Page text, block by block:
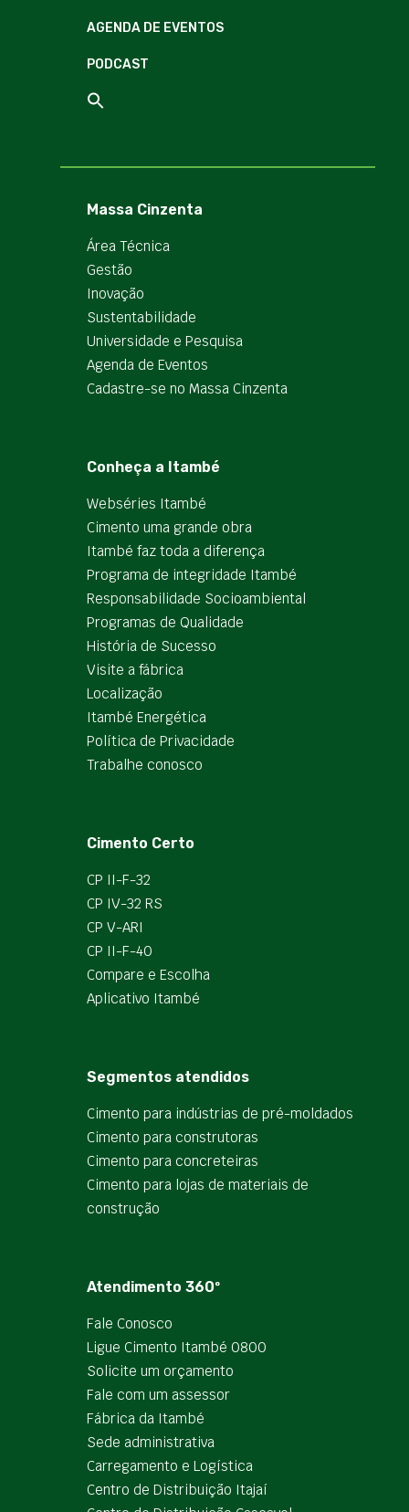
AGENDA DE EVENTOS
PODCAST
Massa Cinzenta
Área Técnica
Gestão
Inovação
Sustentabilidade
Universidade e Pesquisa
Agenda de Eventos
Cadastre-se no Massa Cinzenta
Conheça a Itambé
Webséries Itambé
Cimento uma grande obra
Itambé faz toda a diferença
Programa de integridade Itambé
Responsabilidade Socioambiental
Programas de Qualidade
História de Sucesso
Visite a fábrica
Localização
Itambé Energética
Política de Privacidade
Trabalhe conosco
Cimento Certo
CP II-F-32
CP IV-32 RS
CP V-ARI
CP II-F-40
Compare e Escolha
Aplicativo Itambé
Segmentos atendidos
Cimento para indústrias de pré-moldados
Cimento para construtoras
Cimento para concreteiras
Cimento para lojas de materiais de
construção
Atendimento 360º
Fale Conosco
Ligue Cimento Itambé 0800
Solicite um orçamento
Fale com um assessor
Fábrica da Itambé
Sede administrativa
Carregamento e Logística
Centro de Distribuição Itajaí